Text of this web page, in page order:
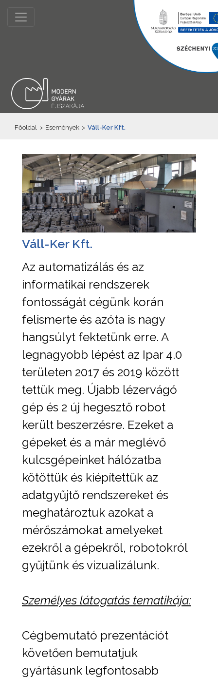
Főoldal > Események > Váll-Ker Kft.
Váll-Ker Kft.
Az automatizálás és az
informatikai rendszerek
fontosságát cégünk korán
felismerte és azóta is nagy
hangsúlyt fektetünk erre. A
legnagyobb lépést az Ipar 4.0
területen 2017 és 2019 között
tettük meg. Újabb lézervágó
gép és 2 új hegesztő robot
került beszerzésre. Ezeket a
gépeket és a már meglévő
kulcsgépeinket hálózatba
kötöttük és kiépítettük az
adatgyűjtő rendszereket és
meghatároztuk azokat a
mérőszámokat amelyeket
ezekről a gépekről, robotokról
gyűjtünk és vizualizálunk.
Személyes látogatás tematikája:
Cégbemutató prezentációt
követően bemutatjuk
gyártásunk legfontosabb